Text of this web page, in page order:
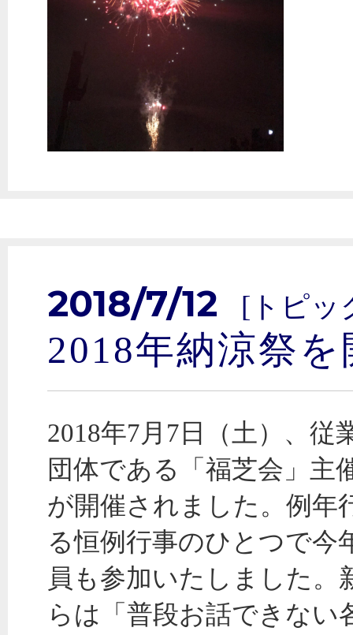
2018/7/12 [トピッ
2018年納涼祭
2018年7月7日（土）、従
団体である「福芝会」主
が開催されました。例年
る恒例行事のひとつで今
員も参加いたしました。
らは「普段お話できない